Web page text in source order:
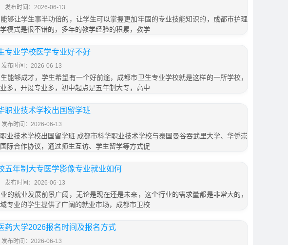
发布时间：2026-06-13
够让学生事半功倍的，让学生可以掌握更加牢固的专业技能知识的，成都市护理
模式是很不错的，多年的教学经验的积累，教学
专业学校医学专业好不好
发布时间：2026-06-13
能够成才，学生希望有一个好前途，成都市卫生专业学校就是这样的一所学校，
多，开设专业多，初中起点是五年制大专，高中
职业技术学校出国留学班
发布时间：2026-06-13
业技术学校出国留学班 成都市科华职业技术学校与泰国曼谷吞武里大学、华侨崇
际合作协议，通过师生互访、学生留学等方式促
五年制大专医学影像专业就业如何
发布时间：2026-06-13
的就业发展前景广阔，无论是现在还是未来，这个行业的需求量都是非常大的，
专业的学生提供了广阔的就业市场，成都市卫校
药大学2026报名时间及报名方式
发布时间：2026-06-13